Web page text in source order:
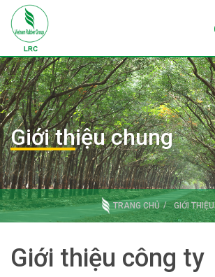
Giới thiệu chung
TRANG CHỦ GIỚI THIỆU
Giới thiệu công ty